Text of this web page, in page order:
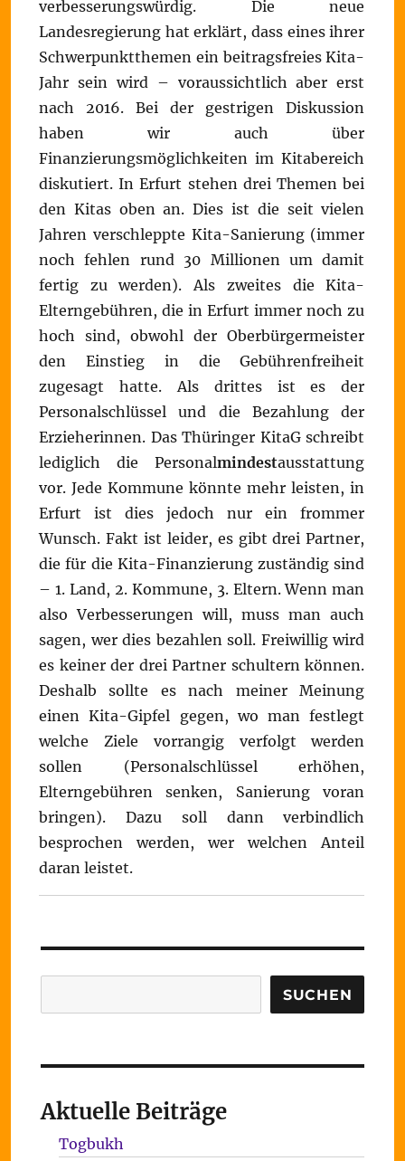
verbesserungswürdig. Die neue
Landesregierung hat erklärt, dass eines ihrer
Schwerpunktthemen ein beitragsfreies Kita-
Jahr sein wird – voraussichtlich aber erst
nach 2016. Bei der gestrigen Diskussion
haben wir auch über
Finanzierungsmöglichkeiten im Kitabereich
diskutiert. In Erfurt stehen drei Themen bei
den Kitas oben an. Dies ist die seit vielen
Jahren verschleppte Kita-Sanierung (immer
noch fehlen rund 30 Millionen um damit
fertig zu werden). Als zweites die Kita-
Elterngebühren, die in Erfurt immer noch zu
hoch sind, obwohl der Oberbürgermeister
den Einstieg in die Gebührenfreiheit
zugesagt hatte. Als drittes ist es der
Personalschlüssel und die Bezahlung der
Erzieherinnen. Das Thüringer KitaG schreibt
lediglich die Personalmindestausstattung
vor. Jede Kommune könnte mehr leisten, in
Erfurt ist dies jedoch nur ein frommer
Wunsch. Fakt ist leider, es gibt drei Partner,
die für die Kita-Finanzierung zuständig sind
– 1. Land, 2. Kommune, 3. Eltern. Wenn man
also Verbesserungen will, muss man auch
sagen, wer dies bezahlen soll. Freiwillig wird
es keiner der drei Partner schultern können.
Deshalb sollte es nach meiner Meinung
einen Kita-Gipfel gegen, wo man festlegt
welche Ziele vorrangig verfolgt werden
sollen (Personalschlüssel erhöhen,
Elterngebühren senken, Sanierung voran
bringen). Dazu soll dann verbindlich
besprochen werden, wer welchen Anteil
daran leistet.
SUCHEN
Aktuelle Beiträge
Togbukh